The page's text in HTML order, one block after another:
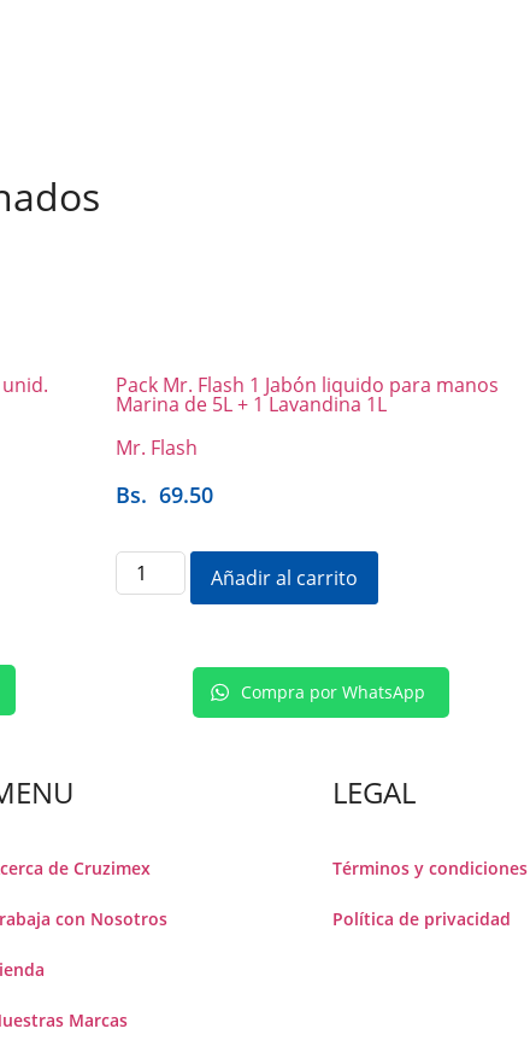
Pack Mr. Flash 1 Jabón liquido para manos
Marina de 5L + 1 Lavandina 1L
Mr. Flash
Bs. 69.50
Añadir al carrito
Compra por WhatsApp
de Cruzimex
con Nosotros
Marcas
LEGAL
Términos y condiciones
Política de privacidad